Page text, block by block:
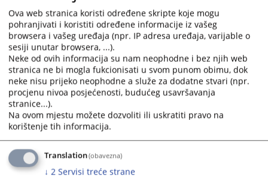
select
a
date.
Press
the
question
mark
to
get
the
keyboard
shortcuts
select
a
date.
the
question
mark
to
the
Ova web stranica koristi određene skripte koje mogu
pohranjivati i koristiti određene informacije iz vašeg
browsera i vašeg uređaja (npr. IP adresa uređaja, varijable o
sesiji unutar browsera, ...).
Neke od ovih informacija su nam neophodne i bez njih web
stranica ne bi mogla fukcionisati u svom punom obimu, dok
neke nisu prijeko neophodne a služe za dodatne stvari (npr.
procjenu nivoa posjećenosti, budućeg usavršavanja
stranice...).
Na ovom mjestu možete dozvoliti ili uskratiti pravo na
korištenje tih informacija.
Translation(obavezna)
↓ 2 Servisi treće strane